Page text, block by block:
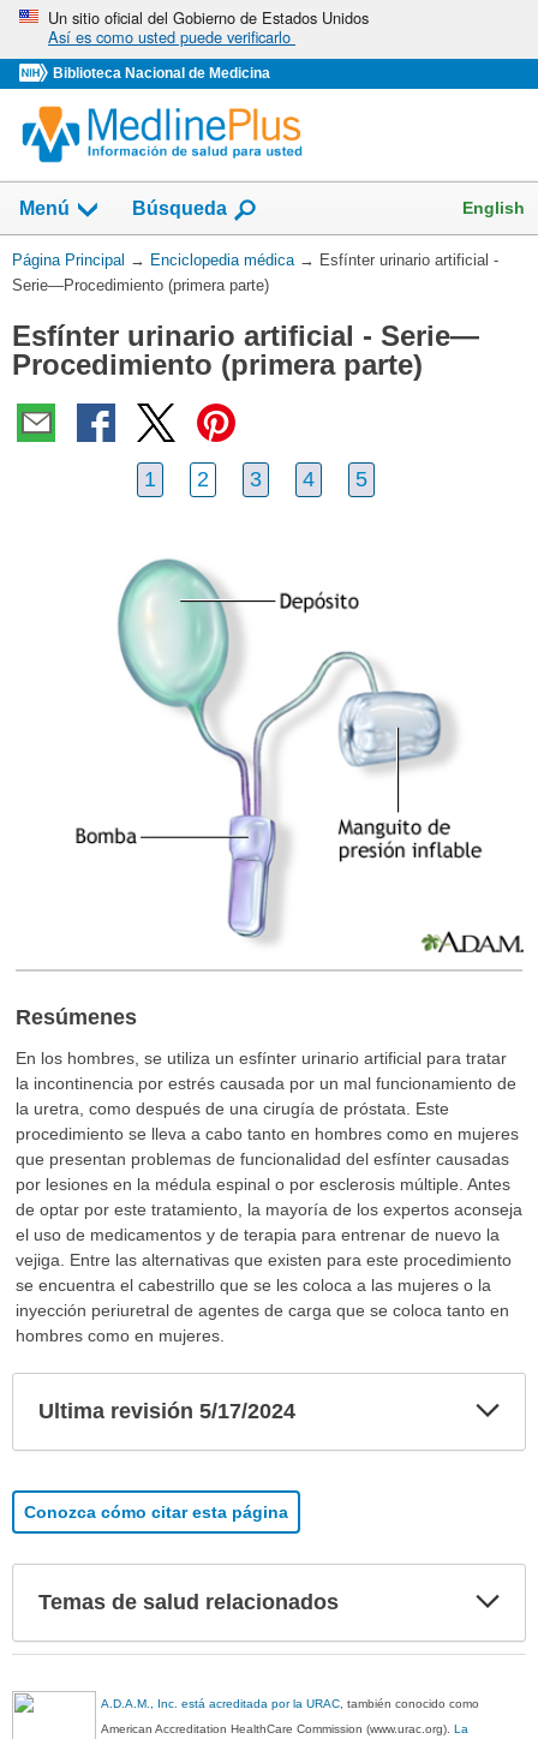
Omita
vaya
al
Contenido
Un sitio oficial del Gobierno de Estados Unidos
Así es como usted puede verificarlo
Biblioteca Nacional de Medicina
Menú Búsqueda English
Usted
está
Página Principal → Enciclopedia médica → Esfínter urinario artificial -
Serie—Procedimiento (primera parte)
Esfínter urinario artificial - Serie—
Procedimiento (primera parte)
1 2 3 4 5
Resúmenes
En los hombres, se utiliza un esfínter urinario artificial para tratar
la incontinencia por estrés causada por un mal funcionamiento de
la uretra, como después de una cirugía de próstata. Este
procedimiento se lleva a cabo tanto en hombres como en mujeres
que presentan problemas de funcionalidad del esfínter causadas
por lesiones en la médula espinal o por esclerosis múltiple. Antes
de optar por este tratamiento, la mayoría de los expertos aconseja
el uso de medicamentos y de terapia para entrenar de nuevo la
vejiga. Entre las alternativas que existen para este procedimiento
se encuentra el cabestrillo que se les coloca a las mujeres o la
inyección periuretral de agentes de carga que se coloca tanto en
hombres como en mujeres.
Ultima revisión 5/17/2024
Conozca cómo citar esta página
Temas de salud relacionados
A.D.A.M., Inc. está acreditada por la URAC , también conocido como
American Accreditation HealthCare Commission (www.urac.org).La